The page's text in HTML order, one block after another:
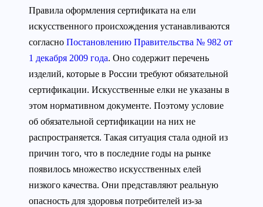
Правила оформления сертификата на ели
искусственного происхождения устанавливаются
согласно Постановлению Правительства № 982 от
1 декабря 2009 года. Оно содержит перечень
изделий, которые в России требуют обязательной
сертификации. Искусственные елки не указаны в
этом нормативном документе. Поэтому условие
об обязательной сертификации на них не
распространяется. Такая ситуация стала одной из
причин того, что в последние годы на рынке
появилось множество искусственных елей
низкого качества. Они представляют реальную
опасность для здоровья потребителей из-за